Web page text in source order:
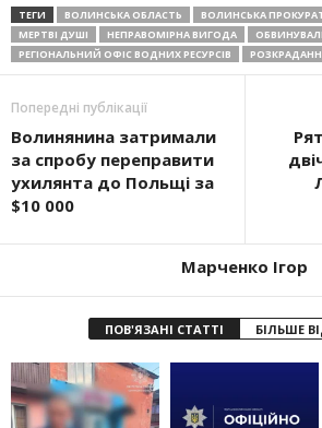
ТЕГИ ВОЛИНСЬКА ОБЛАСТЬ ВОЛИНСЬКА
МЕРТВІ ДУШІ
НЕПРАВОМІРНА ВИГОДА
РЕГІОНАЛЬНИЙ ОФІС ВОДНИХ РЕСУРСІВ
Попередні публікації
Волинянина затримали
за спробу переправити
ухилянта до Польщі за
$10 000
Марченко Ігор
ПОВ'ЯЗАНІ СТАТТІ БІЛЬШЕ